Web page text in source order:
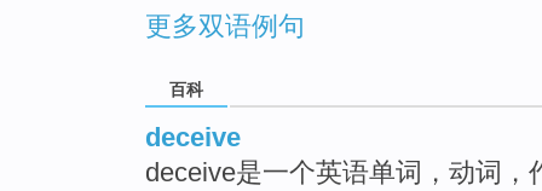
更多双语例句
百科
deceive
deceive是一个英语单词，动词，